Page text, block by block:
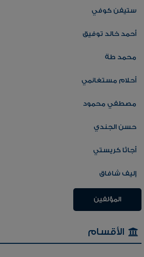
ستيفن كوفي
أحمد خالد توفيق
محمد طة
أحلام مستغانمي
مصطفي محمود
حسن الجندي
أجاثا كريستي
إليف شافاق
المؤلفين
الأقسام